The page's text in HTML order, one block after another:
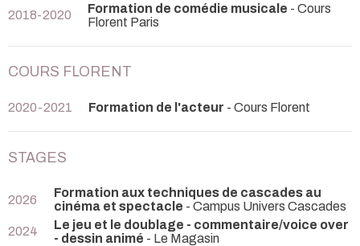
2018-2020 Formation de comédie musicale - Cours
Florent Paris
COURS FLORENT
2020-2021 Formation de l'acteur - Cours Florent
STAGES
2026
Formation aux techniques de cascades au
cinéma et spectacle - Campus Univers Cascades
2024
Le jeu et le doublage - commentaire/voice over
- dessin animé - Le Magasin